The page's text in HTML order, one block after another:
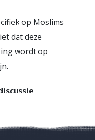
op Moslims
dat deze
wordt op